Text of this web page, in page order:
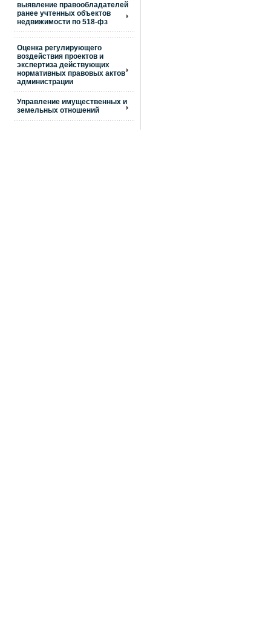
выявление правообладателей
ранее учтенных объектов
недвижимости по 518-фз
Оценка регулирующего
воздействия проектов и
экспертиза действующих
нормативных правовых актов
администрации
Управление имущественных и
земельных отношений